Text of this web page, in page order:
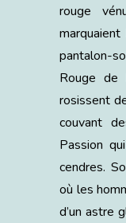
rouge
pantalon-
Rouge
rosissent
couvant
Passion
cendres.
où les
d’un astre